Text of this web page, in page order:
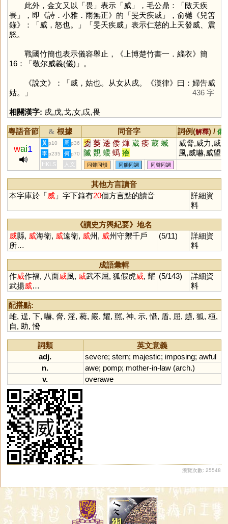
此外，金文又以「畏」表示「威」，毛公鼎：「敃天疾
畏」，即《詩．小雅．雨無正》的「旻天疾威」，俞樾《兒笘
錄》：「威，怒也。」「旻天疾威」表示仁慈的上天發威、震
怒。
戰國竹簡也表示儀容舉止，《上博楚竹書一．緇衣》簡
16：「敬尔威義(儀)」。
《說文》：「威，姑也。从女从戌。《漢律》曰：婦告威
姑。」
436 字
相關漢字: 戌,戊,戈,女,戉,畏
粵語音節 & 根據 同音字 詞例(解釋) / 備
wai1
黃 p10 周 p36 委 萎 逶 倭 煇 崴 痿 葳 蝛
隇 覣 蜲 蟡 癐
威脅,威力,威
風,威嚇,威望,
威武,威嚴,威
猛,威名,威勢,
威逼,威風凜凜
李 p235 何 p70
HKLS 人文 同聲同韻 同韻同調 同聲同調
其他方言讀音
本字庫於「威」字下錄有20個方言點的讀音
詳細資
料
《讀史方輿紀要》地名
威縣, 威海衛, 威遠衛, 威州, 威州守禦千戶
所…
(5/11)
詳細資
料
成語彙輯
作威作福, 八面威風, 威武不屈, 狐假虎威, 耀
武揚威…
(5/143)
詳細資
料
配搭點:
雌, 逞, 下, 嚇, 脅, 淫, 蕤, 嚴, 耀, 嚚, 神, 示,懾, 盾, 屈, 趪, 狐, 桓,
自, 助,愶
詞類
英文意義
adj.
severe; stern; majestic; imposing; awful
n.
awe; pomp; mother-in-law(arch.)
v.
overawe
瀏覽次數: 25548